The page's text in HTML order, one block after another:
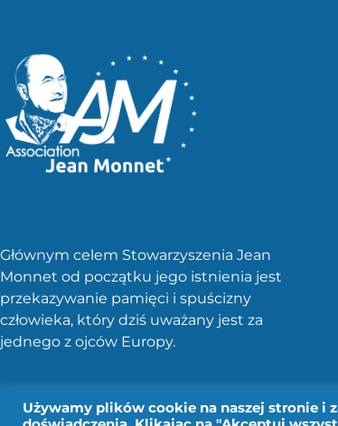
Głównym celem Stowarzyszenia Jean
Monnet od początku jego istnienia jest
przekazywanie pamięci i spuścizny
człowieka, który dziś uważany jest za
jednego z ojców Europy.
Używamy plików cookie na naszej stronie i